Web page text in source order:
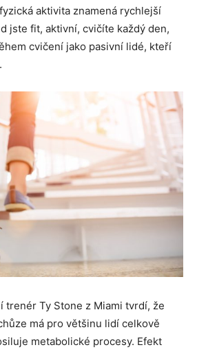
aktivita znamená rychlejší
jste fit, aktivní, cvičíte každý den,
cvičení jako pasivní lidé, kteří
trenér Ty Stone z Miami tvrdí, že
má pro většinu lidí celkově
metabolické procesy. Efekt